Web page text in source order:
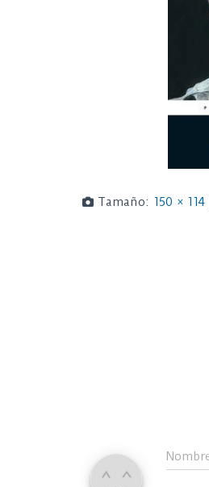
Tamaño: 150 × 114